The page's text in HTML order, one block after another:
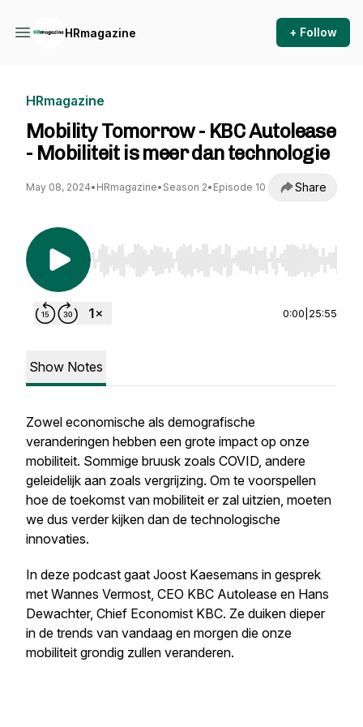
HRmagazine + Follow
HRmagazine
Mobility Tomorrow - KBC Autolease
- Mobiliteit is meer dan technologie
May 08, 2024• HRmagazine• Season 2• Episode 10 Share
Use Left/Right to seek, Home/End to jump to
0:00 25:55
Show Notes
Zowel economische als demografische
veranderingen hebben een grote impact op onze
mobiliteit. Sommige bruusk zoals COVID, andere
geleidelijk aan zoals vergrijzing. Om te voorspellen
hoe de toekomst van mobiliteit er zal uitzien, moeten
we dus verder kijken dan de technologische
innovaties.
In deze podcast gaat Joost Kaesemans in gesprek
met Wannes Vermost, CEO KBC Autolease en Hans
Dewachter, Chief Economist KBC. Ze duiken dieper
in de trends van vandaag en morgen die onze
mobiliteit grondig zullen veranderen.